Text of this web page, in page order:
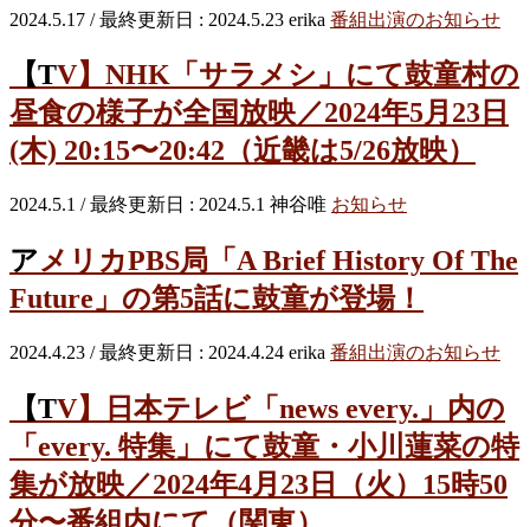
2024.5.17 / 最終更新日 : 2024.5.23 erika 番組出演のお知らせ
【TV】NHK「サラメシ」にて鼓童村の
昼食の様子が全国放映／2024年5月23日
(木) 20:15〜20:42（近畿は5/26放映）
2024.5.1 / 最終更新日 : 2024.5.1 神谷唯 お知らせ
アメリカPBS局「A Brief History Of The
Future」の第5話に鼓童が登場！
2024.4.23 / 最終更新日 : 2024.4.24 erika 番組出演のお知らせ
【TV】日本テレビ「news every.」内の
「every. 特集」にて鼓童・小川蓮菜の特
集が放映／2024年4月23日（火）15時50